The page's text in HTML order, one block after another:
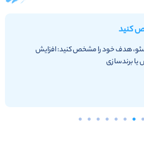
هدف خود را مشخص کنید: افزایش
یا برندسازی
کنید